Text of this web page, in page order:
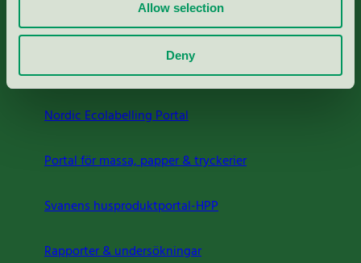
Allow selection
Deny
Kriterier, ansökan & avgifter
Aktuella Remisser
Nordic Ecolabelling Portal
Portal för massa, papper & tryckerier
Svanens husproduktportal-HPP
Rapporter & undersökningar